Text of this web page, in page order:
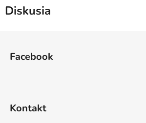
Diskusia
Facebook
Kontakt